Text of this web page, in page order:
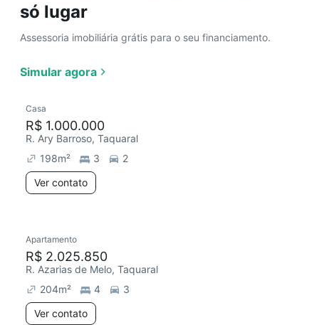
só lugar
Assessoria imobiliária grátis para o seu financiamento.
Simular agora
Casa
R$ 1.000.000
R. Ary Barroso, Taquaral
198m² 3
2
Ver contato
Apartamento
R$ 2.025.850
R. Azarias de Melo, Taquaral
204m² 4
3
Ver contato